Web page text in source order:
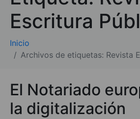
Escritura
Inicio
Archivos de etiquetas: Revista
El Notariado
la digitalización